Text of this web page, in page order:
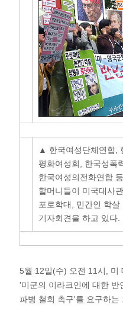
▲ 한국여성단체연합,
평화여성회, 한국성폭
한국여성의전화연합
할머니들이 미국대사
포로학대, 민간인 학
기자회견을 하고 있
5월 12일(수) 오전 11시, 미
'미군의 이라크인에 대한 반
파병 철회 촉구'를 요구하는